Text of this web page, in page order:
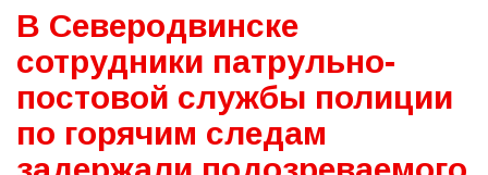
В Северодвинске
сотрудники патрульно-
постовой службы полиции
по горячим следам